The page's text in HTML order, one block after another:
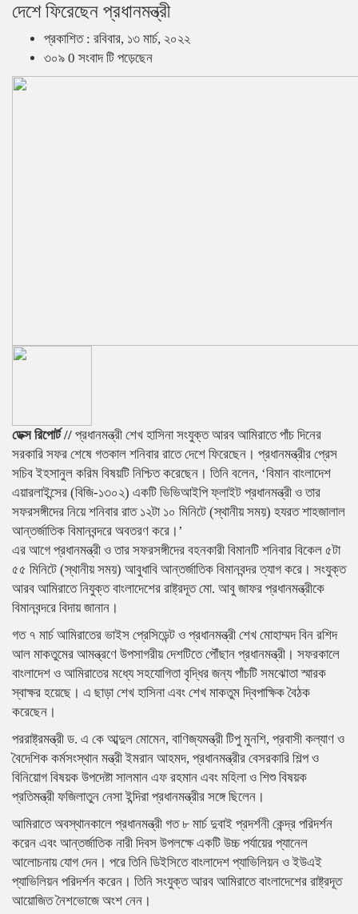
দেশে ফিরেছেন প্রধানমন্ত্রী
প্রকাশিত : রবিবার, ১৩ মার্চ, ২০২২
৩০৯ 0 সংবাদ টি পড়েছেন
ডেক্স রিপোর্ট // প্রধানমন্ত্রী শেখ হাসিনা সংযুক্ত আরব আমিরাতে পাঁচ দিনের
সরকারি সফর শেষে গতকাল শনিবার রাতে দেশে ফিরেছেন। প্রধানমন্ত্রীর প্রেস
সচিব ইহসানুল করিম বিষয়টি নিশ্চিত করেছেন। তিনি বলেন, ‘বিমান বাংলাদেশ
এয়ারলাইন্সের (বিজি-১৩০২) একটি ভিভিআইপি ফ্লাইট প্রধানমন্ত্রী ও তার
সফরসঙ্গীদের নিয়ে শনিবার রাত ১২টা ১০ মিনিটে (স্থানীয় সময়) হযরত শাহজালাল
আন্তর্জাতিক বিমানবন্দরে অবতরণ করে।’
এর আগে প্রধানমন্ত্রী ও তার সফরসঙ্গীদের বহনকারী বিমানটি শনিবার বিকেল ৫টা
৫৫ মিনিটে (স্থানীয় সময়) আবুধাবি আন্তর্জাতিক বিমানবন্দর ত্যাগ করে। সংযুক্ত
আরব আমিরাতে নিযুক্ত বাংলাদেশের রাষ্ট্রদূত মো. আবু জাফর প্রধানমন্ত্রীকে
বিমানবন্দরে বিদায় জানান।
গত ৭ মার্চ আমিরাতের ভাইস প্রেসিডেন্ট ও প্রধানমন্ত্রী শেখ মোহাম্মদ বিন রশিদ
আল মাকতুমের আমন্ত্রণে উপসাগরীয় দেশটিতে পৌঁছান প্রধানমন্ত্রী। সফরকালে
বাংলাদেশ ও আমিরাতের মধ্যে সহযোগিতা বৃদ্ধির জন্য পাঁচটি সমঝোতা স্মারক
স্বাক্ষর হয়েছে। এ ছাড়া শেখ হাসিনা এবং শেখ মাকতুম দ্বিপাক্ষিক বৈঠক
করেছেন।
পররাষ্ট্রমন্ত্রী ড. এ কে আব্দুল মোমেন, বাণিজ্যমন্ত্রী টিপু মুনশি, প্রবাসী কল্যাণ ও
বৈদেশিক কর্মসংস্থান মন্ত্রী ইমরান আহমদ, প্রধানমন্ত্রীর বেসরকারি শিল্প ও
বিনিয়োগ বিষয়ক উপদেষ্টা সালমান এফ রহমান এবং মহিলা ও শিশু বিষয়ক
প্রতিমন্ত্রী ফজিলাতুন নেসা ইন্দিরা প্রধানমন্ত্রীর সঙ্গে ছিলেন।
আমিরাতে অবস্থানকালে প্রধানমন্ত্রী গত ৮ মার্চ দুবাই প্রদর্শনী কেন্দ্র পরিদর্শন
করেন এবং আন্তর্জাতিক নারী দিবস উপলক্ষে একটি উচ্চ পর্যায়ের প্যানেল
আলোচনায় যোগ দেন। পরে তিনি ডিইসিতে বাংলাদেশ প্যাভিলিয়ন ও ইউএই
প্যাভিলিয়ন পরিদর্শন করেন। তিনি সংযুক্ত আরব আমিরাতে বাংলাদেশের রাষ্ট্রদূত
আয়োজিত নৈশভোজে অংশ নেন।